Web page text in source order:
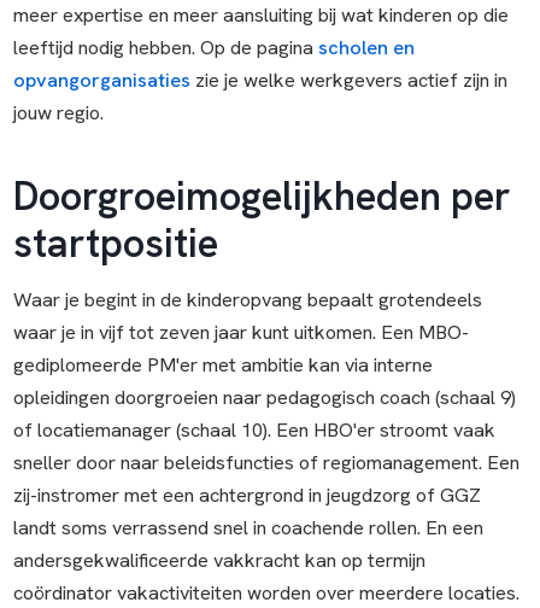
meer expertise en meer aansluiting bij wat kinderen op die
leeftijd nodig hebben. Op de pagina scholen en
opvangorganisaties zie je welke werkgevers actief zijn in
jouw regio.
Doorgroeimogelijkheden per
startpositie
Waar je begint in de kinderopvang bepaalt grotendeels
waar je in vijf tot zeven jaar kunt uitkomen. Een MBO-
gediplomeerde PM'er met ambitie kan via interne
opleidingen doorgroeien naar pedagogisch coach (schaal 9)
of locatiemanager (schaal 10). Een HBO'er stroomt vaak
sneller door naar beleidsfuncties of regiomanagement. Een
zij-instromer met een achtergrond in jeugdzorg of GGZ
landt soms verrassend snel in coachende rollen. En een
andersgekwalificeerde vakkracht kan op termijn
coördinator vakactiviteiten worden over meerdere locaties.